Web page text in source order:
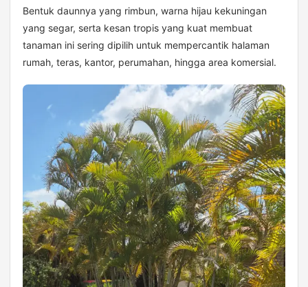
Bentuk daunnya yang rimbun, warna hijau kekuningan
yang segar, serta kesan tropis yang kuat membuat
tanaman ini sering dipilih untuk mempercantik halaman
rumah, teras, kantor, perumahan, hingga area komersial.